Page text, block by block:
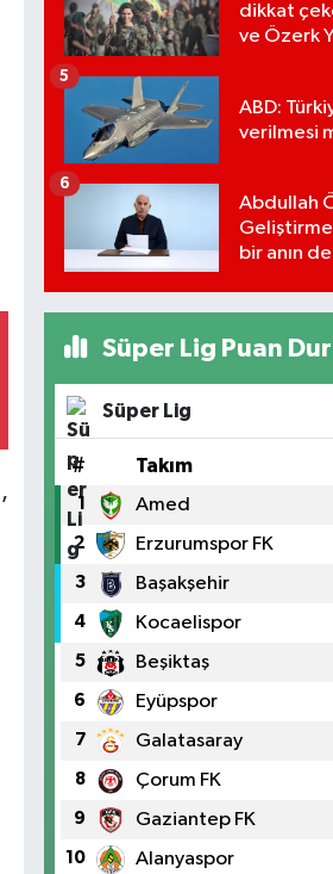
dikkat
ve Özerk
ABD:
verilmesi
5
Abdullah
bir anın
6
Süper Lig Puan
Süper Lig
# Takım
1 Amed
2 Erzurumspor FK
3 Başakşehir
4 Kocaelispor
5 Beşiktaş
6 Eyüpspor
7 Galatasaray
8 Çorum FK
9 Gaziantep FK
10 Alanyaspor